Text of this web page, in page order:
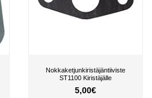
Nokkaketjunkiristäjäntiiviste
ST1100 Kiristäjälle
5,00€